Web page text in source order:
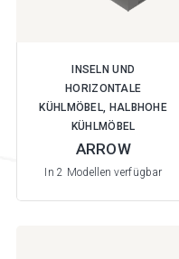
INSELN UND
HORIZONTALE
KÜHLMÖBEL, HALBHOHE
KÜHLMÖBEL
ARROW
In 2 Modellen verfügbar